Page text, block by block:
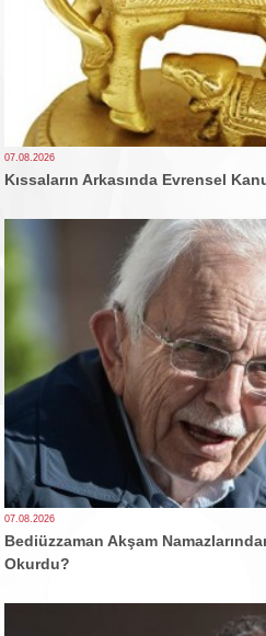
07.08.2026
Kıssaların Arkasında Evrensel
07.08.2026
Bediüzzaman Akşam
Okurdu?